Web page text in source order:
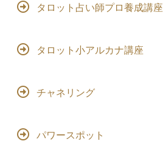
タロット占い師プロ養成講座
タロット小アルカナ講座
チャネリング
パワースポット